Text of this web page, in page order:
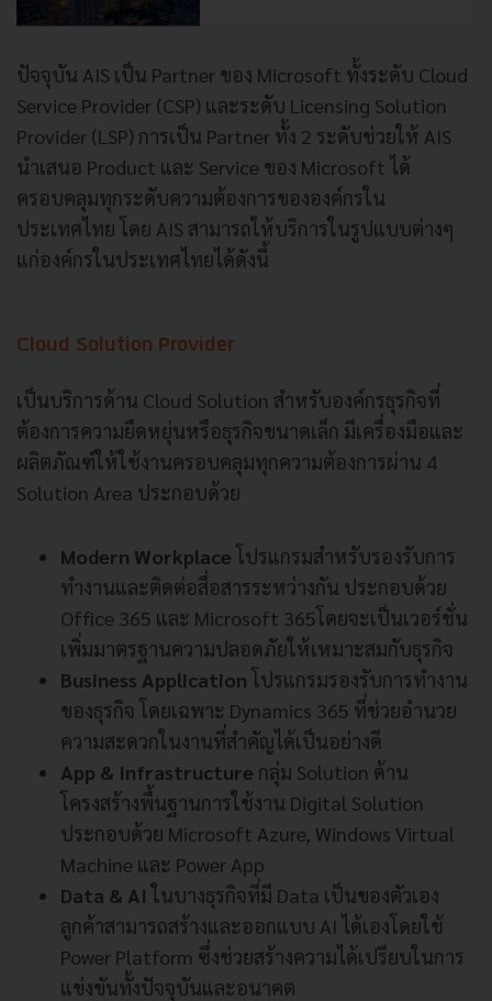
ปัจจุบัน AIS เป็น Partner ของ Microsoft ทั้งระดับ Cloud
Service Provider (CSP) และระดับ Licensing Solution
Provider (LSP) การเป็น Partner ทั้ง 2 ระดับช่วยให้ AIS
นำเสนอ Product และ Service ของ Microsoft ได้
ครอบคลุมทุกระดับความต้องการขององค์กรใน
ประเทศไทย โดย AIS สามารถให้บริการในรูปแบบต่างๆ
แก่องค์กรในประเทศไทยได้ดังนี้
Cloud Solution Provider
เป็นบริการด้าน Cloud Solution สำหรับองค์กรธุรกิจที่
ต้องการความยืดหยุ่นหรือธุรกิจขนาดเล็ก มีเครื่องมือและ
ผลิตภัณฑ์ให้ใช้งานครอบคลุมทุกความต้องการผ่าน 4
Solution Area ประกอบด้วย
Modern Workplace โปรแกรมสำหรับรองรับการ
ทำงานและติดต่อสื่อสารระหว่างกัน ประกอบด้วย
Office 365 และ Microsoft 365โดยจะเป็นเวอร์ชั่น
เพิ่มมาตรฐานความปลอดภัยให้เหมาะสมกับธุรกิจ
Business Application โปรแกรมรองรับการทำงาน
ของธุรกิจ โดยเฉพาะ Dynamics 365 ที่ช่วยอำนวย
ความสะดวกในงานที่สำคัญได้เป็นอย่างดี
App & Infrastructure กลุ่ม Solution ด้าน
โครงสร้างพื้นฐานการใช้งาน Digital Solution
ประกอบด้วย Microsoft Azure, Windows Virtual
Machine และ Power App
Data & AI ในบางธุรกิจที่มี Data เป็นของตัวเอง
ลูกค้าสามารถสร้างและออกแบบ AI ได้เองโดยใช้
Power Platform ซึ่งช่วยสร้างความได้เปรียบในการ
แข่งขันทั้งปัจจุบันและอนาคต